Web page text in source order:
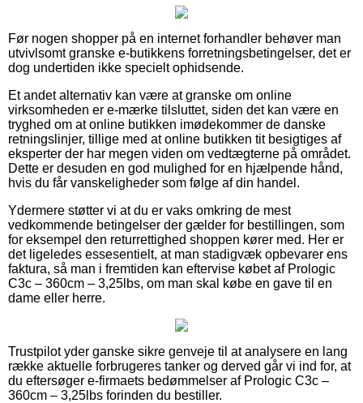
Før nogen shopper på en internet forhandler behøver man
utvivlsomt granske e-butikkens forretningsbetingelser, det er
dog undertiden ikke specielt ophidsende.
Et andet alternativ kan være at granske om online
virksomheden er e-mærke tilsluttet, siden det kan være en
tryghed om at online butikken imødekommer de danske
retningslinjer, tillige med at online butikken tit besigtiges af
eksperter der har megen viden om vedtægterne på området.
Dette er desuden en god mulighed for en hjælpende hånd,
hvis du får vanskeligheder som følge af din handel.
Ydermere støtter vi at du er vaks omkring de mest
vedkommende betingelser der gælder for bestillingen, som
for eksempel den returrettighed shoppen kører med. Her er
det ligeledes essesentielt, at man stadigvæk opbevarer ens
faktura, så man i fremtiden kan eftervise købet af Prologic
C3c – 360cm – 3,25lbs, om man skal købe en gave til en
dame eller herre.
Trustpilot yder ganske sikre genveje til at analysere en lang
række aktuelle forbrugeres tanker og derved går vi ind for, at
du eftersøger e-firmaets bedømmelser af Prologic C3c –
360cm – 3,25lbs forinden du bestiller.